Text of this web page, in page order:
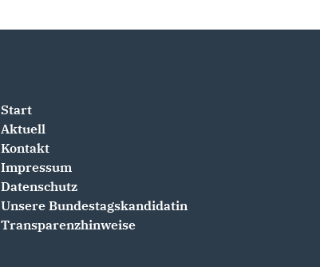
Start
Aktuell
Kontakt
Impressum
Datenschutz
Unsere Bundestagskandidatin
Transparenzhinweise